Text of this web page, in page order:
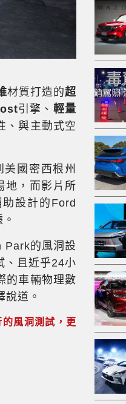
材質打造的超
引擎、 輕量
、與主動式空
美國密西根州
地，而影片所
設計的Ford
Park的風洞設
、且近乎24小
的車輛物理數
說道。
風洞測試，更